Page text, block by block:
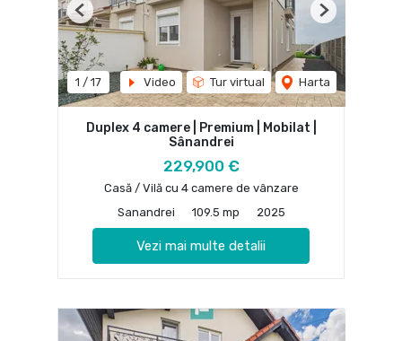
1 / 17 Video Tur virtual Harta
Previous Next
Duplex 4 camere | Premium | Mobilat |
Sânandrei
229,900 €
Casă / Vilă cu 4 camere de vânzare
Sanandrei
109.5 mp 2025
Vezi mai multe detalii